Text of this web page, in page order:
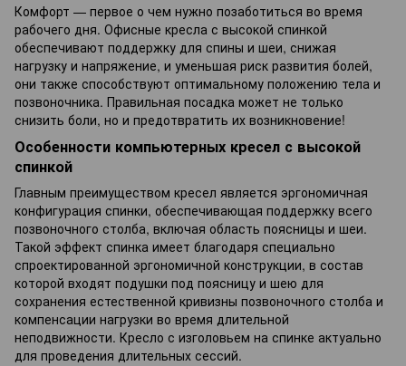
Комфорт — первое о чем нужно позаботиться во время
рабочего дня. Офисные кресла с высокой спинкой
обеспечивают поддержку для спины и шеи, снижая
нагрузку и напряжение, и уменьшая риск развития болей,
они также способствуют оптимальному положению тела и
позвоночника. Правильная посадка может не только
снизить боли, но и предотвратить их возникновение!
Особенности компьютерных кресел с высокой
спинкой
Главным преимуществом кресел является эргономичная
конфигурация спинки, обеспечивающая поддержку всего
позвоночного столба, включая область поясницы и шеи.
Такой эффект спинка имеет благодаря специально
спроектированной эргономичной конструкции, в состав
которой входят подушки под поясницу и шею для
сохранения естественной кривизны позвоночного столба и
компенсации нагрузки во время длительной
неподвижности. Кресло с изголовьем на спинке актуально
для проведения длительных сессий.